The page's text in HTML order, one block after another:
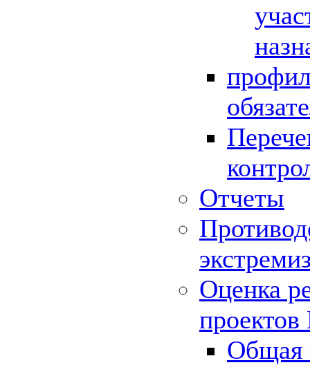
Отчеты
Оценка
Общая